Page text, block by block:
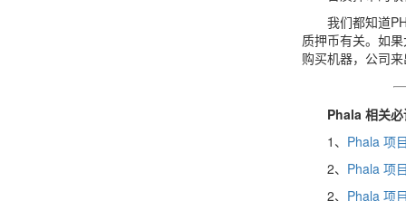
我们都知道
质押币有关。如
购买机器，公司
Phala 相关必
1、 Phala 项
2、 Phala 项
2、 Phala 项